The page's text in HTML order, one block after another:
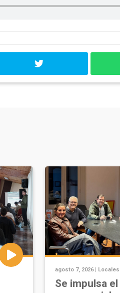
agosto 7, 2026 | Locales
Se impulsa